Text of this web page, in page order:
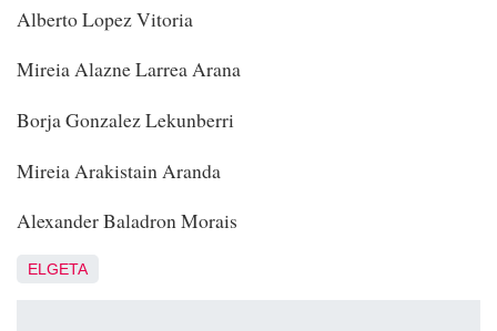
Alberto Lopez Vitoria
Mireia Alazne Larrea Arana
Borja Gonzalez Lekunberri
Mireia Arakistain Aranda
Alexander Baladron Morais
ELGETA